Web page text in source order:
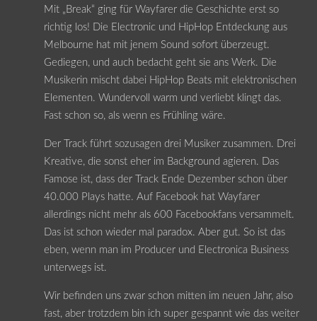
Mit „Break“ ging für Wayfarer die Geschichte erst so
richtig los! Die Electronic und HipHop Entdeckung aus
Melbourne hat mit jenem Sound sofort überzeugt.
Gediegen, und auch bedacht geht sie ans Werk. Die
Musikerin mischt dabei HipHop Beats mit elektronischen
Elementen. Wundervoll warm und verliebt klingt das.
Fast schon so, als wenn es Frühling wäre.
Der Track führt sozusagen drei Musiker zusammen. Drei
Kreative, die sonst eher im Background agieren. Das
Famose ist, dass der Track Ende Dezember schon über
40.000 Plays hatte. Auf Facebook hat Wayfarer
allerdings nicht mehr als 600 Facebookfans versammelt.
Das ist schon wieder mal paradox. Aber gut. So ist das
eben, wenn man im Producer und Electronica Business
unterwegs ist.
Wir befinden uns zwar schon mitten im neuen Jahr, also
fast, aber trotzdem bin ich super gespannt wie das weiter